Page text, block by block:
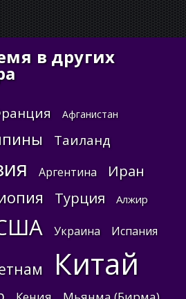
в других
Афганистан
Таиланд
Аргентина Иран
Турция Алжир
Украина Испания
Китай